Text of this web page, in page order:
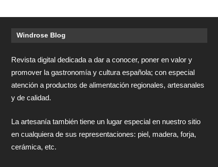
Windrose Blog
Revista digital dedicada a dar a conocer, poner en valor y
promover la gastronomía y cultura española; con especial
atención a productos de alimentación regionales, artesanales
y de calidad.
La artesanía también tiene un lugar especial en nuestro sitio
en cualquiera de sus representaciones: piel, madera, forja,
cerámica, etc.